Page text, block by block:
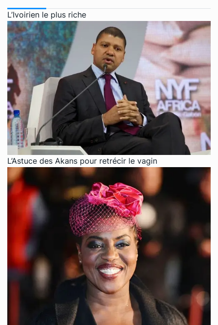
L’Ivoirien le plus riche
L’Astuce des Akans pour retrécir le vagin